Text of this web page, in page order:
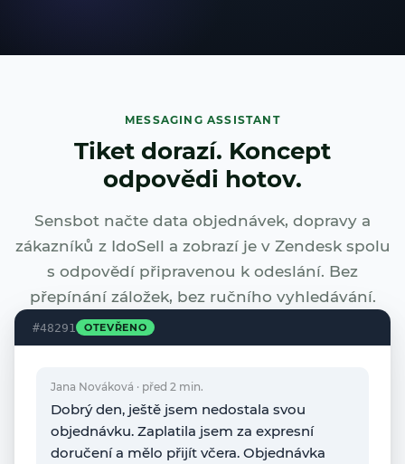
MESSAGING ASSISTANT
Tiket dorazí. Koncept
odpovědi hotov.
Sensbot načte data objednávek, dopravy a
zákazníků z IdoSell a zobrazí je v Zendesk spolu
s odpovědí připravenou k odeslání. Bez
přepínání záložek, bez ručního vyhledávání.
#48291 OTEVŘENO
Jana Nováková · před 2 min.
Dobrý den, ještě jsem nedostala svou
objednávku. Zaplatila jsem za expresní
doručení a mělo přijít včera. Objednávka